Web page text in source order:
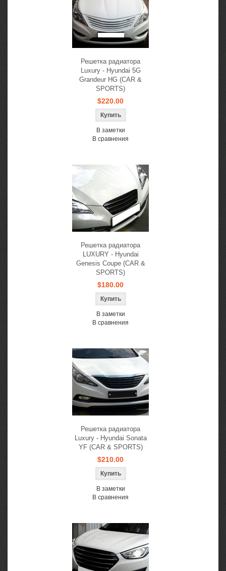
Решетка радиатора
Luxury - Hyundai 5G
Grandeur HG (CAR &
SPORTS)
$220.00
В заметки
В сравнения
Решетка радиатора
LUXURY - Hyundai
Genesis Coupe (CAR &
SPORTS)
$180.00
В заметки
В сравнения
Решетка радиатора
Luxury - Hyundai Sonata
YF (CAR & SPORTS)
$210.00
В заметки
В сравнения